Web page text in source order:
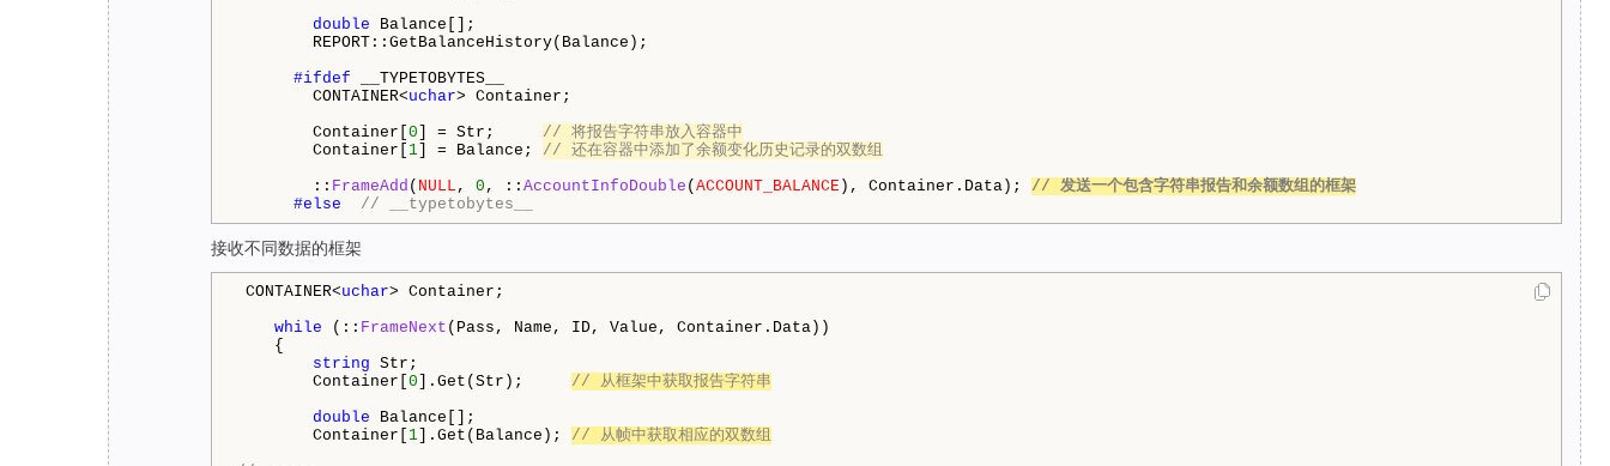
double Balance[];
REPORT::GetBalanceHistory(Balance);
#ifdef
__TYPETOBYTES__
CONTAINER<uchar> Container;
Container[ 0 ] = Str; // 将报告字符串放入容器中
Container[ 1 ] = Balance; // 还在容器中添加了余额变化历史记录的双数组
:: FrameAdd ( NULL , 0 , :: AccountInfoDouble ( ACCOUNT_BALANCE ), Container.Data); // 发送一个包含字符串报告和余额数组的框架
#else // __typetobytes__
接收不同数据的框架
CONTAINER<uchar> Container;
while (:: FrameNext (Pass, Name, ID, Value, Container.Data))
{
string Str;
Container[ 0 ].Get(Str); // 从框架中获取报告字符串
double Balance[];
Container[ 1 ].Get(Balance); // 从帧中获取相应的双数组